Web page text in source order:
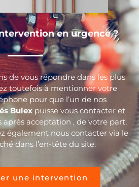
en urgence ?
de vous répondre dans les plus
toutefois à mentionner votre
pour que l’un de nos
Bulex puisse vous contacter et
acceptation , de votre part,
également nous contacter via le
dans l’en-tête du site.
une intervention